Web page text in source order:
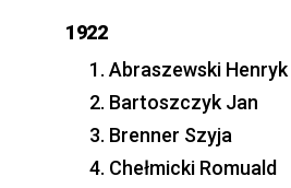
1922
Abraszewski Henryk
Bartoszczyk Jan
Brenner Szyja
Chełmicki Romuald